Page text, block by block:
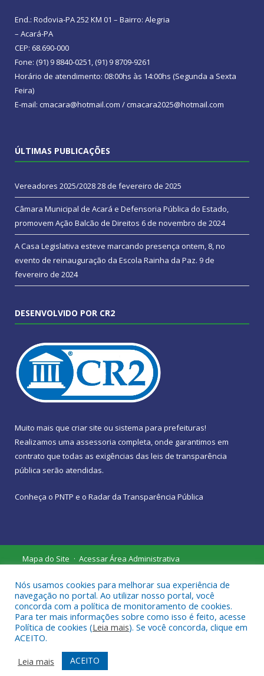
End.: Rodovia-PA 252 KM 01 – Bairro: Alegria
– Acará-PA
CEP: 68.690-000
Fone: (91) 9 8840-0251, (91) 9 8709-9261
Horário de atendimento: 08:00hs às 14:00hs (Segunda a Sexta
Feira)
E-mail: cmacara@hotmail.com / cmacara2025@hotmail.com
ÚLTIMAS PUBLICAÇÕES
Vereadores 2025/202828 de fevereiro de 2025
Câmara Municipal de Acará e Defensoria Pública do Estado,
promovem Ação Balcão de Direitos 6 de novembro de 2024
A Casa Legislativa esteve marcando presença ontem, 8, no
evento de reinauguração da Escola Rainha da Paz. 9 de
fevereiro de 2024
DESENVOLVIDO POR CR2
Muito mais que criar site ou sistema para prefeituras!
Realizamos uma assessoria completa, onde garantimos em
contrato que todas as exigências das leis de transparência
pública serão atendidas.
Conheça o PNTP e o Radar da Transparência Pública
Mapa do Site
Acessar Área Administrativa
Nós usamos cookies para melhorar sua experiência de
navegação no portal. Ao utilizar nosso portal, você
concorda com a política de monitoramento de cookies.
Para ter mais informações sobre como isso é feito, acesse
Política de cookies (Leia mais). Se você concorda, clique em
ACEITO.
Leia mais
ACEITO